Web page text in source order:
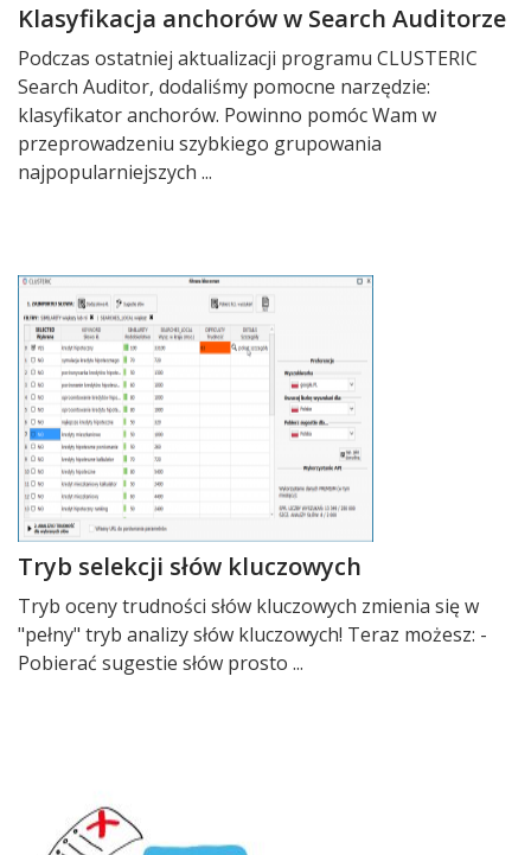
Klasyfikacja anchorów w Search Auditorze
Podczas ostatniej aktualizacji programu CLUSTERIC
Search Auditor, dodaliśmy pomocne narzędzie:
klasyfikator anchorów. Powinno pomóc Wam w
przeprowadzeniu szybkiego grupowania
najpopularniejszych ...
Tryb selekcji słów kluczowych
Tryb oceny trudności słów kluczowych zmienia się w
"pełny" tryb analizy słów kluczowych! Teraz możesz: -
Pobierać sugestie słów prosto ...